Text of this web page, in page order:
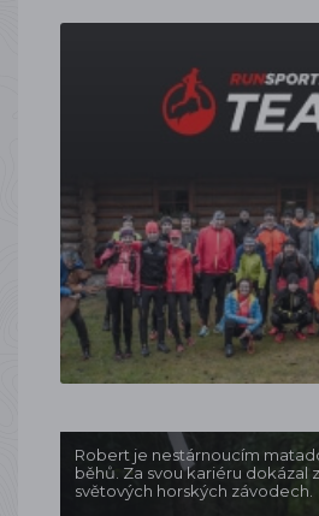
Robert je nestárnoucím
běhů. Za svou kariéru dokázal
světových horských závodech.